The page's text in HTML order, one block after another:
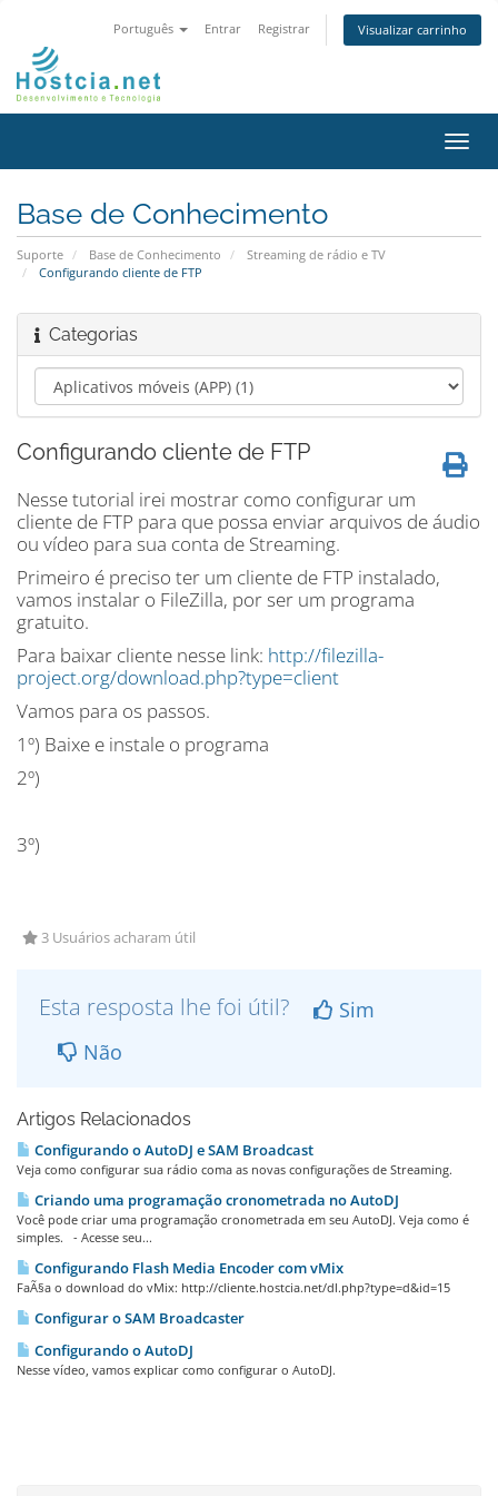
Português Entrar Registrar Visualizar carrinho
Base de Conhecimento
Suporte Base de Conhecimento
Streaming de rádio e TV
Configurando cliente de FTP
Categorias
Configurando cliente de FTP
Nesse tutorial irei mostrar como configurar um
cliente de FTP para que possa enviar arquivos de áudio
ou vídeo para sua conta de Streaming.
Primeiro é preciso ter um cliente de FTP instalado,
vamos instalar o FileZilla, por ser um programa
gratuito.
Para baixar cliente nesse link: http://filezilla-
project.org/download.php?type=client
Vamos para os passos.
1º) Baixe e instale o programa
2º)
3º)
3 Usuários acharam útil
Esta resposta lhe foi útil?
Sim
Não
Artigos Relacionados
Configurando o AutoDJ e SAM Broadcast
Veja como configurar sua rádio coma as novas configurações de Streaming.
Criando uma programação cronometrada no AutoDJ
Você pode criar uma programação cronometrada em seu AutoDJ. Veja como é
simples. - Acesse seu...
Configurando Flash Media Encoder com vMix
FaÃ§a o download do vMix: http://cliente.hostcia.net/dl.php?type=d&id=15
Configurar o SAM Broadcaster
Configurando o AutoDJ
Nesse ví­deo, vamos explicar como configurar o AutoDJ.